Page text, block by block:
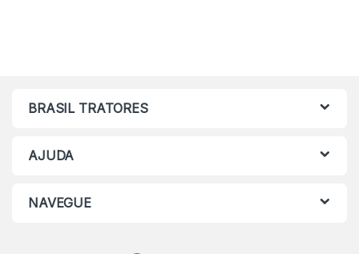
BRASIL TRATORES
AJUDA
NAVEGUE